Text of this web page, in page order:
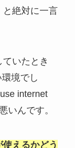
と絶対に一言
いたとき
境でし
internet
いんです。
えるかどう